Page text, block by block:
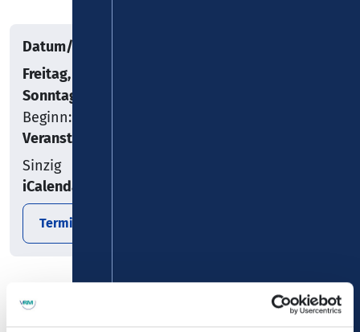
Datum/Uhrzeit
Freitag, 18.09.2026
Sonntag, 20.09.2026
Beginn: 11:00
Veranstaltungsort
Sinzig
iCalendar
Termin exportieren
Mittelalterliche Musik, Feuerzauber, Schaukämpfe und
zünftige Tavernen gewähren den Besuchern jedes Jahr